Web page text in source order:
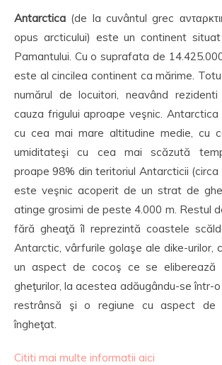
Antarctica (de la cuvântul grec
opus arcticului) este un continent
Pamantului. Cu o suprafata de
este al cincilea continent ca mărime.
numărul de locuitori, neavând rezidenti
cauza frigului aproape veşnic.
cu cea mai mare altitudine medie, cu
umiditateşi cu cea mai scăzută
proape 98% din teritoriul Antarcticii (circa
este veşnic acoperit de un strat de
atinge grosimi de peste 4.000 m. Restul
fără gheaţă îl reprezintă coastele
Antarctic, vârfurile golaşe ale dike-urilor,
un aspect de cocoş ce se eliberează
gheţurilor, la acestea adăugându-se într-
restrânsă şi o regiune cu aspect de
îngheţat.
Cititi mai multe informatii aici